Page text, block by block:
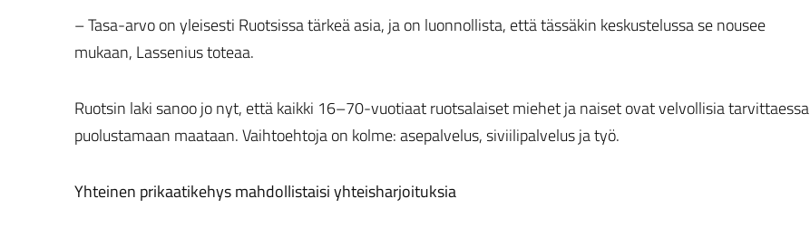
– Tasa-arvo on yleisesti Ruotsissa tärkeä asia, ja on luonnollista, että tässäkin keskustelussa se nousee
mukaan, Lassenius toteaa.
Ruotsin laki sanoo jo nyt, että kaikki 16–70-vuotiaat ruotsalaiset miehet ja naiset ovat velvollisia tarvittaessa
puolustamaan maataan. Vaihtoehtoja on kolme: asepalvelus, siviilipalvelus ja työ.
Yhteinen prikaatikehys mahdollistaisi yhteisharjoituksia